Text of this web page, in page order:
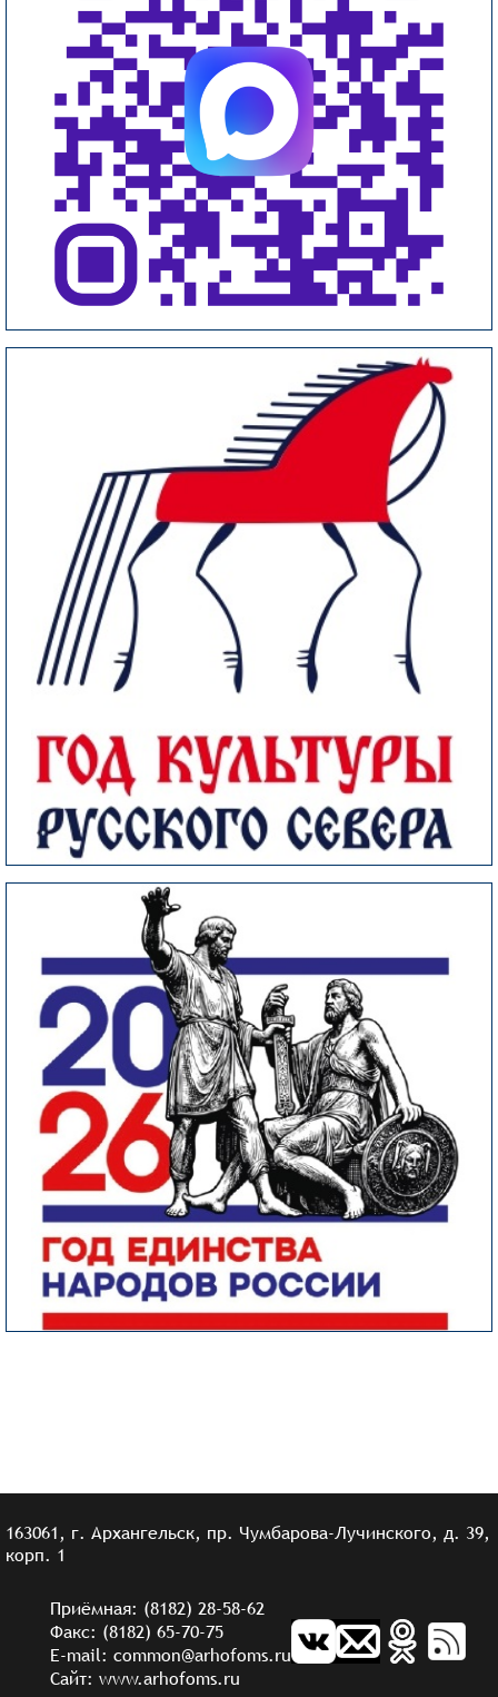
163061, г. Архангельск, пр. Чумбарова-Лучинского, д. 39,
корп. 1
Приёмная: (8182) 28-58-62
Факс: (8182) 65-70-75
E-mail: common@arhofoms.ru
Сайт: www.arhofoms.ru